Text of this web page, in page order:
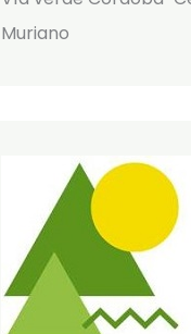
Muriano